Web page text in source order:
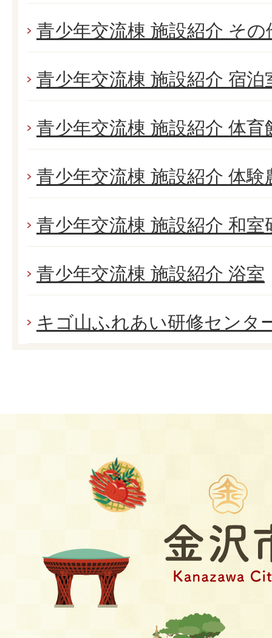
青少年交流棟 施設紹介 そ
青少年交流棟 施設紹介 宿泊
青少年交流棟 施設紹介 体育
青少年交流棟 施設紹介 体験
青少年交流棟 施設紹介 和室
青少年交流棟 施設紹介 浴室
キゴ山ふれあい研修センタ